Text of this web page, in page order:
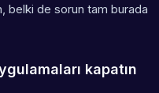
belki de sorun tam burada
kapatın